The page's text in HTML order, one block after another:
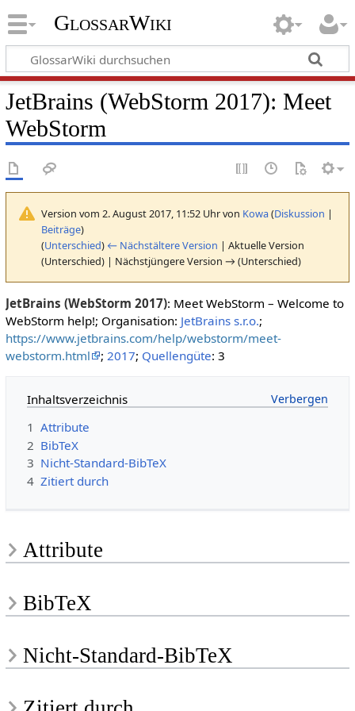
GlossarWiki
JetBrains (WebStorm 2017): Meet
WebStorm
Version vom 2. August 2017, 11:52 Uhr von Kowa(Diskussion |
Beiträge)
(Unterschied) ← Nächstältere Version | Aktuelle Version
(Unterschied) | Nächstjüngere Version → (Unterschied)
JetBrains (WebStorm 2017): Meet WebStorm – Welcome to
WebStorm help!; Organisation: JetBrains s.r.o.;
https://www.jetbrains.com/help/webstorm/meet-
webstorm.html
; 2017; Quellengüte: 3
Inhaltsverzeichnis
1 Attribute
2 BibTeX
3 Nicht-Standard-BibTeX
4 Zitiert durch
Attribute
BibTeX
Nicht-Standard-BibTeX